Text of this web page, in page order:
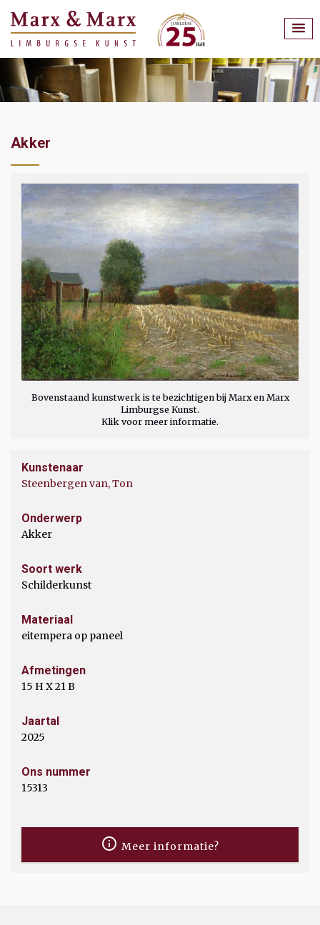
Akker
Bovenstaand kunstwerk is te bezichtigen bij Marx en Marx
Limburgse Kunst.
Klik voor meer informatie.
Kunstenaar
Steenbergen van, Ton
Onderwerp
Akker
Soort werk
Schilderkunst
Materiaal
eitempera op paneel
Afmetingen
15 H X 21 B
Jaartal
2025
Ons nummer
15313
Meer informatie?